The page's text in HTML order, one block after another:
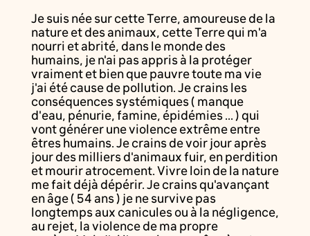
Je suis née sur cette Terre, amoureuse de la
nature et des animaux, cette Terre qui m'a
nourri et abrité, dans le monde des
humains, je n'ai pas appris à la protéger
vraiment et bien que pauvre toute ma vie
j'ai été cause de pollution. Je crains les
conséquences systémiques ( manque
d'eau, pénurie, famine, épidémies ... ) qui
vont générer une violence extrême entre
êtres humains. Je crains de voir jour après
jour des milliers d'animaux fuir, en perdition
et mourir atrocement. Vivre loin de la nature
me fait déjà dépérir. Je crains qu'avançant
en âge ( 54 ans ) je ne survive pas
longtemps aux canicules ou à la négligence,
au rejet, la violence de ma propre